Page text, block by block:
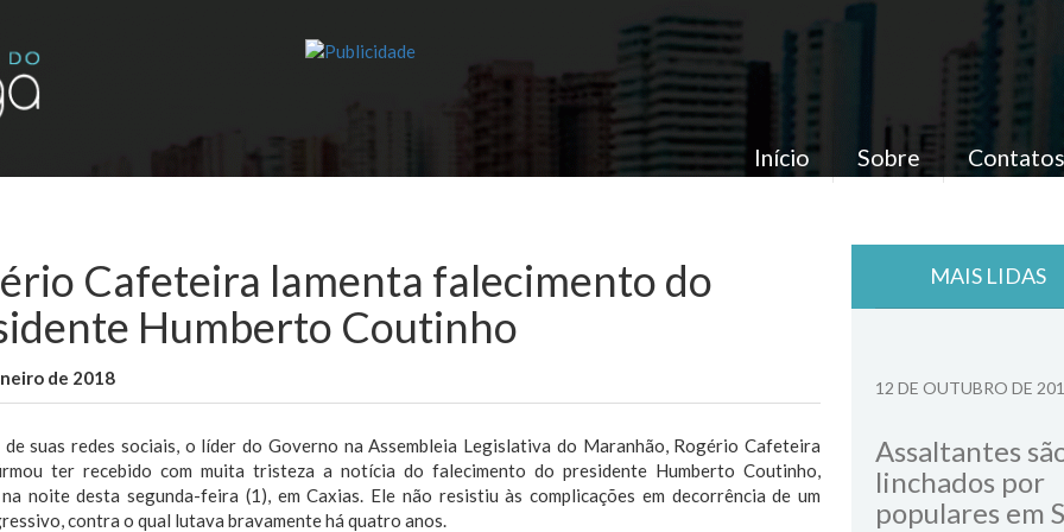
Início Sobre Contatos
Cafeteira lamenta falecimento do
Humberto Coutinho
de 2018
de suas redes sociais, o líder do Governo na Assembleia Legislativa do Maranhão, Rogério Cafeteira
ter recebido com muita tristeza a notícia do falecimento do presidente Humberto Coutinho,
noite desta segunda-feira (1), em Caxias. Ele não resistiu às complicações em decorrência de um
contra o qual lutava bravamente há quatro anos.
MAIS LIDAS
12 DE OUTUBRO DE
Assaltantes
linchados por
populares em